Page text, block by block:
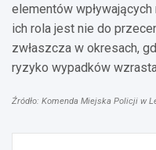
elementów
ich rola jest nie do
zwłaszcza w okresach,
ryzyko wypadków
Źródło: Komenda Miejska Policji w